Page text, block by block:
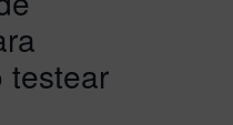
testear